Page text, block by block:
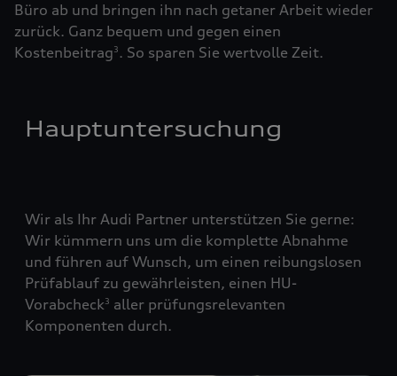
Büro ab und bringen ihn nach getaner Arbeit wieder
zurück. Ganz bequem und gegen einen
Kostenbeitrag3. So sparen Sie wertvolle Zeit.
Hauptuntersuchung
Wir als Ihr Audi Partner unterstützen Sie gerne:
Wir kümmern uns um die komplette Abnahme
und führen auf Wunsch, um einen reibungslosen
Prüfablauf zu gewährleisten, einen HU-
Vorabcheck3 aller prüfungsrelevanten
Komponenten durch.